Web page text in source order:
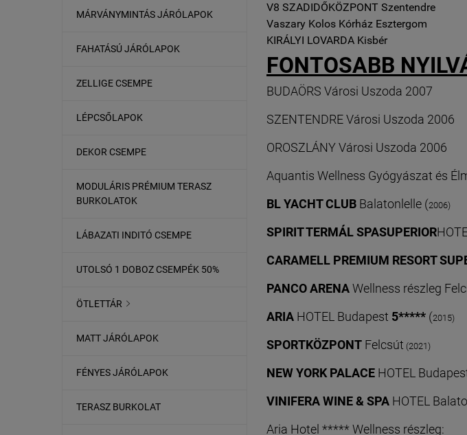
MÁRVÁNYMINTÁS JÁRÓLAPOK
FAHATÁSÚ JÁRÓLAPOK
ZELLIGE CSEMPE
LÉPCSŐLAPOK
DEKOR CSEMPE
MODULÁRIS PRÉMIUM TERASZ
BURKOLATOK
LÁBAZATI INDITÓ CSEMPE
UTOLSÓ 1 DOBOZ CSEMPÉK 50%
ÖTLETTÁR 
MATT JÁRÓLAPOK
FÉNYES JÁRÓLAPOK
TERASZ BURKOLAT
V8 SZADIDŐKÖZPONT Szentendre
Vaszary Kolos Kórház Esztergom
KIRÁLYI LOVARDA Kisbér
FONTOSABB
BUDAÖRS Városi Uszoda 2007
SZENTENDRE Városi Uszoda 2006
OROSZLÁNY Városi Uszoda 2006
Aquantis Wellness Gyógyászat és
BL YACHT CLUB Balatonlelle (2006)
SPIRIT TERMÁL SPASUPERIOR
CARAMELL PREMIUM RESORT
PANCO ARENAWellness részleg
ARIA HOTEL Budapest 5***** (2015)
SPORTKÖZPONT Felcsút (2021)
NEW YORK PALACE HOTEL
VINIFERA WINE & SPA HOTEL
Aria Hotel ***** Wellness részleg: